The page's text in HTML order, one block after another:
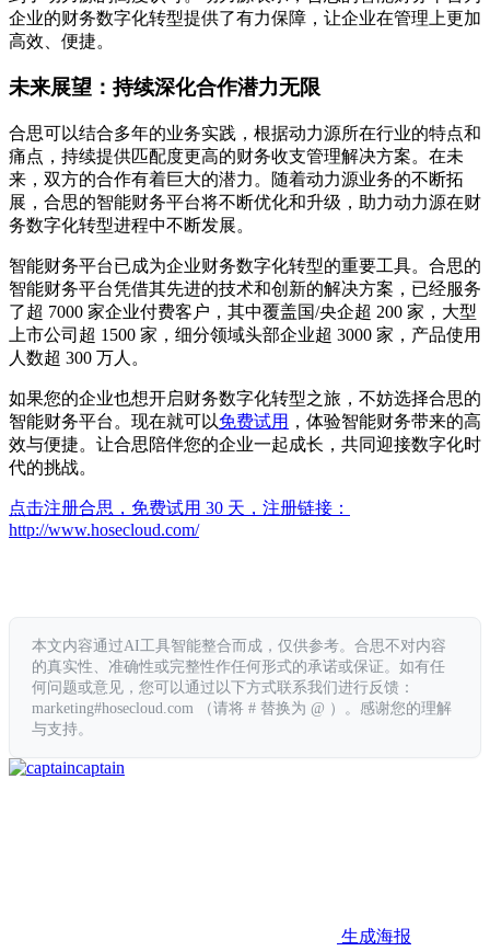
企业的财务数字化转型提供了有力保障，让企业在管理上更加
高效、便捷。
未来展望：持续深化合作潜力无限
合思可以结合多年的业务实践，根据动力源所在行业的特点和
痛点，持续提供匹配度更高的财务收支管理解决方案。在未
来，双方的合作有着巨大的潜力。随着动力源业务的不断拓
展，合思的智能财务平台将不断优化和升级，助力动力源在财
务数字化转型进程中不断发展。
智能财务平台已成为企业财务数字化转型的重要工具。合思的
智能财务平台凭借其先进的技术和创新的解决方案，已经服务
了超 7000 家企业付费客户，其中覆盖国/央企超 200 家，大型
上市公司超 1500 家，细分领域头部企业超 3000 家，产品使用
人数超 300 万人。
如果您的企业也想开启财务数字化转型之旅，不妨选择合思的
智能财务平台。现在就可以免费试用 ，体验智能财务带来的高
效与便捷。让合思陪伴您的企业一起成长，共同迎接数字化时
代的挑战。
点击注册合思，免费试用 30 天，注册链接：
http://www.hosecloud.com/
本文内容通过AI工具智能整合而成，仅供参考。合思不对内容
的真实性、准确性或完整性作任何形式的承诺或保证。如有任
何问题或意见，您可以通过以下方式联系我们进行反馈：
marketing#hosecloud.com （请将 # 替换为 @ ）。感谢您的理解
与支持。
captain
生成海报